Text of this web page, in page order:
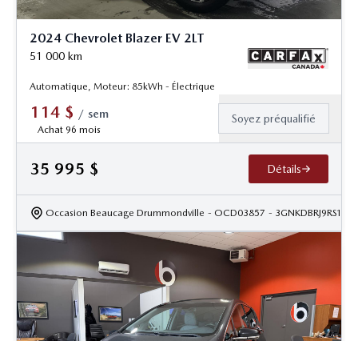
2024 Chevrolet Blazer EV 2LT
51 000 km
Automatique, Moteur: 85kWh - Électrique
114 $ / sem
Achat 96 mois
Soyez préqualifié
35 995 $ Détails
Occasion Beaucage Drummondville - OCD03857 -